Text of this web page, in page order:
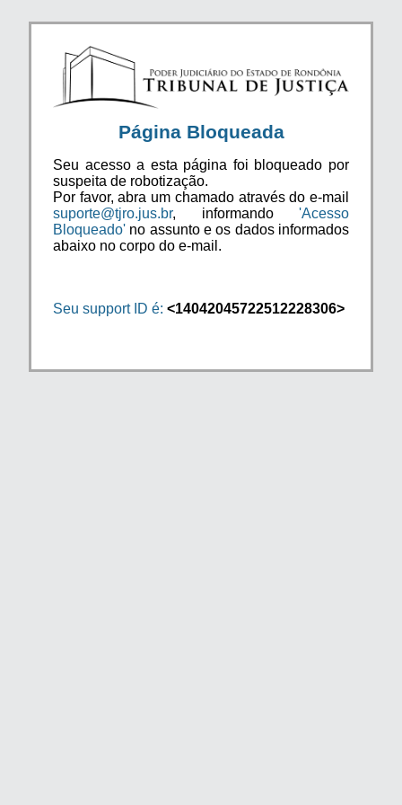
Página Bloqueada
Seu acesso a esta página foi bloqueado por
suspeita de robotização.
Por favor, abra um chamado através do e-mail
suporte@tjro.jus.br, informando 'Acesso
Bloqueado' no assunto e os dados informados
abaixo no corpo do e-mail.
Seu support ID é: <14042045722512228306>